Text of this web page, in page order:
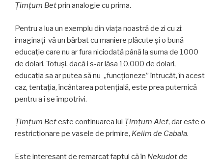
Ţimţum Betprin analogie cu prima.
Pentru a lua un exemplu din viața noastră de zi cu zi:
imaginați-vă un bărbat cu maniere plăcute și o bună
educație care nu ar fura niciodată până la suma de 1000
de dolari. Totuși, dacă i s-ar lăsa 10.000 de dolari,
educația sa ar putea să nu „funcționeze” întrucât, în acest
caz, tentația, încântarea potențială, este prea puternică
pentru a i se împotrivi.
Ţimţum Beteste continuarea lui Ţimţum Alef, dar este o
restricţionare pe vasele de primire, Kelim de Cabala.
Este interesant de remarcat faptul că în Nekudot de